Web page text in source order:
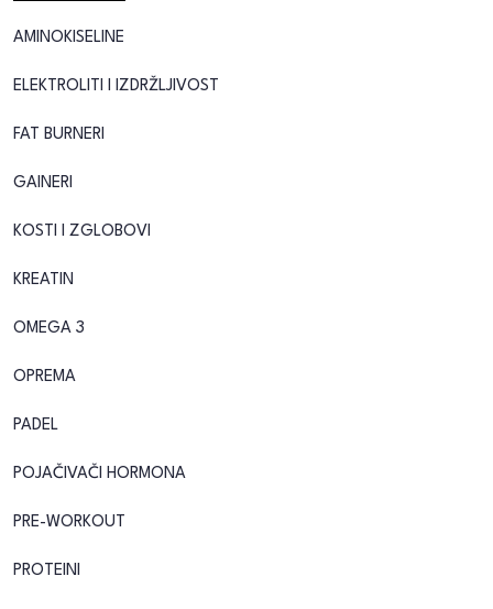
AMINOKISELINE
ELEKTROLITI I IZDRŽLJIVOST
FAT BURNERI
GAINERI
KOSTI I ZGLOBOVI
KREATIN
OMEGA 3
OPREMA
PADEL
POJAČIVAČI HORMONA
PRE-WORKOUT
PROTEINI